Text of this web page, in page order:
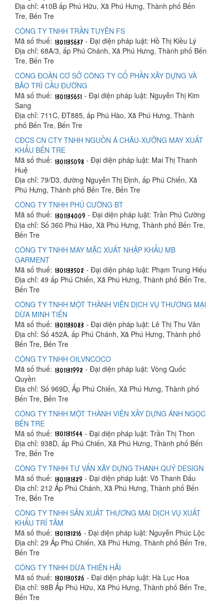
Địa chỉ: 410B ấp Phú Hữu, Xã Phú Hưng, Thành phố Bến
Tre, Bến Tre
CÔNG TY TNHH TRẦN TUYÊN FS
Mã số thuế:
- Đại diện pháp luật: Hồ Thị Kiều Lý
Địa chỉ: 68A/3, ấp Phú Chánh, Xã Phú Hưng, Thành phố Bến
Tre, Bến Tre
CÔNG ĐOÀN CƠ SỞ CÔNG TY CỔ PHẦN XÂY DỰNG VÀ
BẢO TRÌ CẦU ĐƯỜNG
Mã số thuế:
- Đại diện pháp luật: Nguyễn Thị Kim
Sang
Địa chỉ: 711C, ĐT885, ấp Phú Hào, Xã Phú Hưng, Thành
phố Bến Tre, Bến Tre
CĐCS CN CTY TNHH NGUỒN Á CHÂU-XƯỞNG MAY XUẤT
KHẨU BẾN TRE
Mã số thuế:
- Đại diện pháp luật: Mai Thị Thanh
Huệ
Địa chỉ: 79/D3, đường Nguyễn Thị Định, ấp Phú Chiến, Xã
Phú Hưng, Thành phố Bến Tre, Bến Tre
CÔNG TY TNHH PHÚ CƯỜNG BT
Mã số thuế:
- Đại diện pháp luật: Trần Phú Cường
Địa chỉ: Số 360 Phú Hào, Xã Phú Hưng, Thành phố Bến Tre,
Bến Tre
CÔNG TY TNHH MAY MẶC XUẤT NHẬP KHẨU MB
GARMENT
Mã số thuế:
- Đại diện pháp luật: Phạm Trung Hiếu
Địa chỉ: 49 ấp Phú Chiến, Xã Phú Hưng, Thành phố Bến Tre,
Bến Tre
CÔNG TY TNHH MỘT THÀNH VIÊN DỊCH VỤ THƯƠNG MẠI
DỪA MINH TIẾN
Mã số thuế:
- Đại diện pháp luật: Lê Thị Thu Vân
Địa chỉ: Số 452A, ấp Phú Chánh, Xã Phú Hưng, Thành phố
Bến Tre, Bến Tre
CÔNG TY TNHH OILVNCOCO
Mã số thuế:
- Đại diện pháp luật: Vòng Quốc
Quyền
Địa chỉ: Số 969D, Ấp Phú Chiến, Xã Phú Hưng, Thành phố
Bến Tre, Bến Tre
CÔNG TY TNHH MỘT THÀNH VIÊN XÂY DỰNG ÁNH NGỌC
BẾN TRE
Mã số thuế:
- Đại diện pháp luật: Trần Thị Thon
Địa chỉ: 938D, ấp Phú Chiến, Xã Phú Hưng, Thành phố Bến
Tre, Bến Tre
CÔNG TY TNHH TƯ VẤN XÂY DỰNG THANH QUÝ DESIGN
Mã số thuế:
- Đại diện pháp luật: Võ Thanh Đấu
Địa chỉ: 212 Ấp Phú Chánh, Xã Phú Hưng, Thành phố Bến
Tre, Bến Tre
CÔNG TY TNHH SẢN XUẤT THƯƠNG MẠI DỊCH VỤ XUẤT
KHẨU TRÍ TÂM
Mã số thuế:
- Đại diện pháp luật: Nguyễn Phúc Lộc
Địa chỉ: 29 Ấp Phú Chiến, Xã Phú Hưng, Thành phố Bến Tre,
Bến Tre
CÔNG TY TNHH DỪA THIÊN HẢI
Mã số thuế:
- Đại diện pháp luật: Hà Lục Hoa
Địa chỉ: 98B Ấp Phú Hữu, Xã Phú Hưng, Thành phố Bến Tre,
Bến Tre